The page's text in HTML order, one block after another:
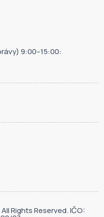
9:00–15:00:
Rights Reserved. IČO: